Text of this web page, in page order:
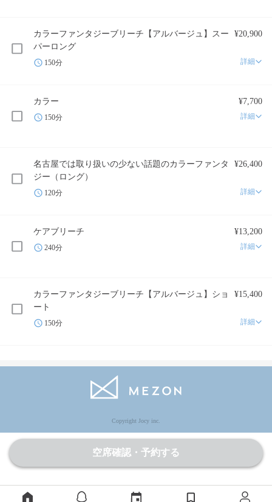
カラーファンタジーブリーチ【アルバージュ】スー
パーロング
¥20,900
150分 詳細
カラー ¥7,700
150分 詳細
名古屋では取り扱いの少ない話題のカラーファンタ
ジー（ロング）
¥26,400
120分 詳細
ケアブリーチ ¥13,200
240分 詳細
カラーファンタジーブリーチ【アルバージュ】ショ
ート
¥15,400
150分 詳細
空席確認・予約する
Copyright Jocy inc.